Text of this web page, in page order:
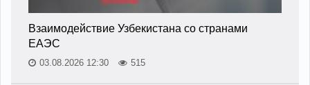
Взаимодействие Узбекистана со странами
ЕАЭС
03.08.2026 12:30 515